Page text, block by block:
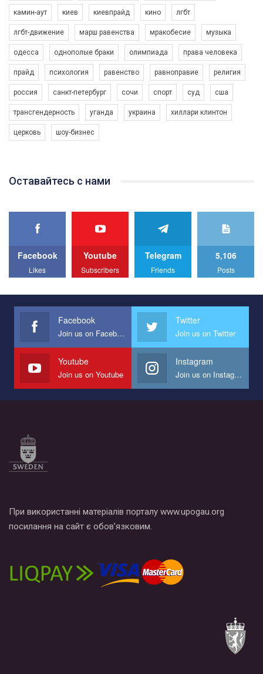
Зупинимо насильство проти ЛГБТ в Україні! Stop violence against LGBT in Ukraine!
6/30/2017
Емоційний та вражаючий промо-ролік на конкурс PACT, який
представляє програму "Гей-альянс Україна" з протидії
насильству проти ЛГБТ в Україні.
Ми просимо вашої підтримки, щоб реалізувати нашу
програму з боротьби з насильством проти ЛГБТ в Україні.
Якщо ти хочеш підтримати нас - просто натисни "лайк" під
best video, representing programme for the development of
We appeal to your support and ask to help us implement our plan
All you have to do is to press "Like" below the video.
Эмоционально сильный ролик от команды "Гей-альянс
представляющий программу развития организации.
Мы просим вас поддержать нас и помочь нам реализовать
наш план по борьбе с насилием и дискриминацией на почве
СОГИ в Украине.
Все, что вам нужно сделать - это зайти на наш канал YouTube
по этой ссылке и поставить лайк под видео.
1.9K Просмотров • 226 Нравится • 5 Комментариев
камин-аут киев киевпрайд кино лгбт
лгбт-движение марш равенства мракобесие музыка
одесса однополые браки олимпиада права человека
прайд психология равенство равноправие религия
россия санкт-петербург сочи спорт суд сша
трансгендерность уганда украина хиллари клинтон
церковь шоу-бизнес
Оставайтесь с нами
Facebook
Likes
Youtube
Subscribers
Telegram
Friends
5,106
Posts
Facebook
Join us on Facebook
Twitter
Join us on Twitter
Youtube
Join us on Youtube
Instagram
Join us on Instagram
При використанні матеріалів порталу www.upogau.org
посилання на сайт є обов’язковим.